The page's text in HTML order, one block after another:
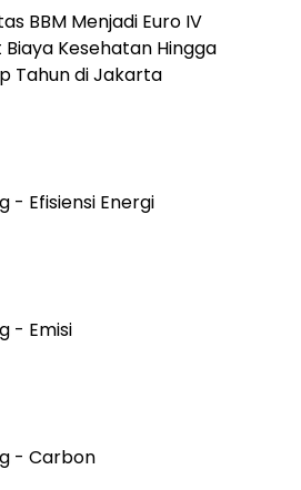
BBM Menjadi Euro IV
Kesehatan Hingga
Tahun di Jakarta
- Efisiensi Energi
- Emisi
- Carbon